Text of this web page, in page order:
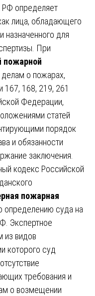
определяет
лица, обладающего
назначенного для
При
пожарной
о пожарах,
167, 168, 219, 261
Федерации,
статей
порядок
и обязанности
заключения.
кодекс Российской
пожарная
определению суда на
Экспертное
из видов
которого суд
требования и
о возмещении